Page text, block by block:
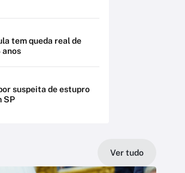
tem queda real de
anos
suspeita de estupro
SP
Ver tudo